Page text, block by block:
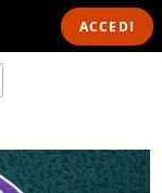
ACCEDI